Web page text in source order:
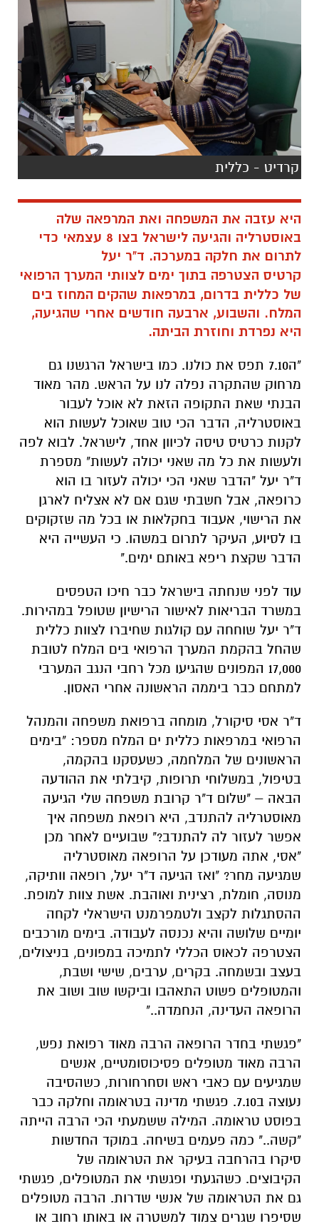
קרדיט - כללית
היא עזבה את המשפחה ואת המרפאה שלה
באוסטרליה והגיעה לישראל בצו 8 עצמאי כדי
לתרום את חלקה במערכה. ד"ר יעל
קרטיס הצטרפה בתוך ימים לצוותי המערך הרפואי
של כללית בדרום, במרפאות שהקים המחוז בים
המלח. והשבוע, ארבעה חודשים אחרי שהגיעה,
היא נפרדת וחוזרת הביתה.
"ה7.10 תפס את כולנו. כמו בישראל הרגשנו גם
מרחוק שהתקרה נפלה לנו על הראש. מהר מאוד
הבנתי שאת התקופה הזאת לא אוכל לעבור
באוסטרליה, הדבר הכי טוב שאוכל לעשות הוא
לקנות כרטיס טיסה לכיוון אחד, לישראל. לבוא לפה
ולעשות את כל מה שאני יכולה לעשות" מספרת
ד"ר יעל "הדבר שאני הכי יכולה לעזור בו הוא
כרופאה, אבל חשבתי שגם אם לא אצליח לארגן
את הרישוי, אעבוד בחקלאות או בכל מה שזקוקים
בו לסיוע, העיקר לתרום במשהו. כי העשייה היא
הדבר שקצת ריפא באותם ימים."
עוד לפני שנחתה בישראל כבר חיכו הטפסים
במשרד הבריאות לאישור הרישיון שטופל במהירות.
ד"ר יעל שוחחה עם קולגות שחיברו לצוות כללית
שהחל בהקמת המערך הרפואי בים המלח לטובת
17,000 המפונים שהגיעו מכל רחבי הנגב המערבי
למתחם כבר ביממה הראשונה אחרי האסון.
ד"ר אסי סיקורל, מומחה ברפואת משפחה והמנהל
הרפואי במרפאות כללית ים המלח מספר: "בימים
הראשונים של המלחמה, כשעסקנו בהקמה,
בטיפול, במשלוחי תרופות, קיבלתי את ההודעה
הבאה – "שלום ד"ר קרובת משפחה שלי הגיעה
מאוסטרליה להתנדב, היא רופאת משפחה איך
אפשר לעזור לה להתנדב?" שבועיים לאחר מכן
"אסי, אתה מעודכן על הרופאה מאוסטרליה
שמגיעה מחר? "ואז הגיעה ד"ר יעל, רופאה וותיקה,
מנוסה, חומלת, רצינית ואוהבת. אשת צוות למופת.
ההסתגלות לקצב ולטמפרמנט הישראלי לקחה
יומיים שלושה והיא נכנסה לעבודה. בימים מורכבים
הצטרפה לכאוס הכללי לתמיכה במפונים, בניצולים,
בעצב ובשמחה. בקרים, ערבים, שישי ושבת,
והמטופלים פשוט התאהבו וביקשו שוב ושוב את
הרופאה העדינה, הנחמדה.."
"פגשתי בחדר הרופאה הרבה מאוד רפואת נפש,
הרבה מאוד מטופלים פסיכוסומטיים, אנשים
שמגיעים עם כאבי ראש וסחרחורות, כשהסיבה
נעוצה ב7.10. פגשתי מדינה בטראומה וחלקה כבר
בפוסט טראומה. המילה ששמעתי הכי הרבה הייתה
"קשה.." כמה פעמים בשיחה. במוקד החדשות
סיקרו בהרחבה בעיקר את הטראומה של
הקיבוצים. כשהגעתי ופגשתי את המטופלים, פגשתי
גם את הטראומה של אנשי שדרות. הרבה מטופלים
שסיפרו שגרים צמוד למשטרה או באותו רחוב או